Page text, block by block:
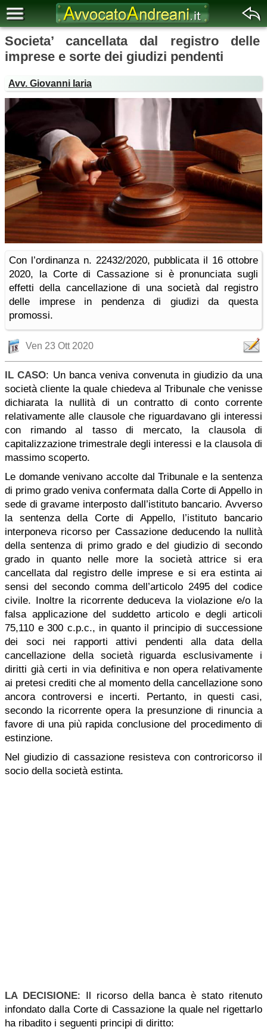
Societa’ cancellata dal registro delle
imprese e sorte dei giudizi pendenti
Avv. Giovanni Iaria
Con l’ordinanza n. 22432/2020, pubblicata il 16 ottobre
2020, la Corte di Cassazione si è pronunciata sugli
effetti della cancellazione di una società dal registro
delle imprese in pendenza di giudizi da questa
promossi.
Ven 23 Ott 2020
IL CASO: Un banca veniva convenuta in giudizio da una
società cliente la quale chiedeva al Tribunale che venisse
dichiarata la nullità di un contratto di conto corrente
relativamente alle clausole che riguardavano gli interessi
con rimando al tasso di mercato, la clausola di
capitalizzazione trimestrale degli interessi e la clausola di
massimo scoperto.
Le domande venivano accolte dal Tribunale e la sentenza
di primo grado veniva confermata dalla Corte di Appello in
sede di gravame interposto dall’istituto bancario. Avverso
la sentenza della Corte di Appello, l’istituto bancario
interponeva ricorso per Cassazione deducendo la nullità
della sentenza di primo grado e del giudizio di secondo
grado in quanto nelle more la società attrice si era
cancellata dal registro delle imprese e si era estinta ai
sensi del secondo comma dell’articolo 2495 del codice
civile. Inoltre la ricorrente deduceva la violazione e/o la
falsa applicazione del suddetto articolo e degli articoli
75,110 e 300 c.p.c., in quanto il principio di successione
dei soci nei rapporti attivi pendenti alla data della
cancellazione della società riguarda esclusivamente i
diritti già certi in via definitiva e non opera relativamente
ai pretesi crediti che al momento della cancellazione sono
ancora controversi e incerti. Pertanto, in questi casi,
secondo la ricorrente opera la presunzione di rinuncia a
favore di una più rapida conclusione del procedimento di
estinzione.
Nel giudizio di cassazione resisteva con controricorso il
socio della società estinta.
LA DECISIONE: Il ricorso della banca è stato ritenuto
infondato dalla Corte di Cassazione la quale nel rigettarlo
ha ribadito i seguenti principi di diritto: